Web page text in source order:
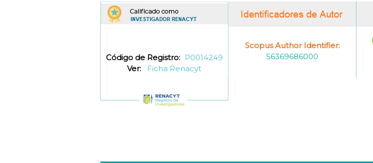
Código de Registro: P0014249
Ver:
Ficha Renacyt
Scopus Author Identifier:
56369686000